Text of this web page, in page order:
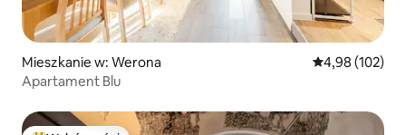
Mieszkanie w: Werona Średnia
4,98 (102)
Apartament Blu